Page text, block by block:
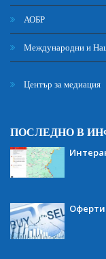
АОБР
Международни и
Център за медиация
ПОСЛЕДНО В
Оферти